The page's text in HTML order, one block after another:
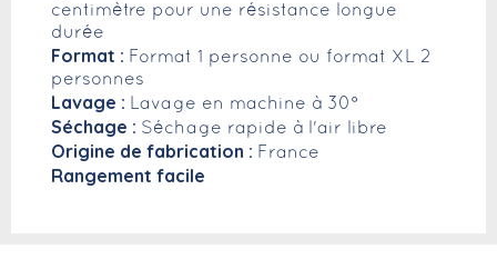
centimètre pour une résistance longue
durée
Format : Format 1 personne ou format XL 2
personnes
Lavage : Lavage en machine à 30°
Séchage : Séchage rapide à l'air libre
Origine de fabrication : France
Rangement facile